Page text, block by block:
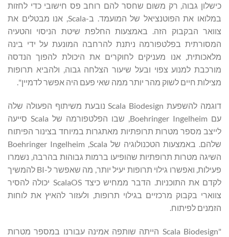
כישלון גבוה, רק משום שחסר להם רוחב פס חישובי כדי לחזות
במלואו את הפוטנציאל של המועמד. ב-Scala, אנו מבטלים את
צוואר הבקבוק הזה. באמצעות החלפת שיטת הניסוי והטעיה
המסורתית בפלטפורמה ניתנת להרחבה המונעת על ידי בינה
מלאכותית, אנו מעניקים לחוקרים את היכולת להפוך הנדסה
מורכבת למנוע צפוי ובעל שיעור הצלחה גבוה, ולהביא תרופות
מצילות חיים לשוק מהר יותר ממה שאי פעם היה אפשר לדמיין".
דוגמה להשפעת Scala Biodesign נובעת משיתוף הפעולה שלה
עם Boehringer Ingelheim, שבו הפלטפורמה של Scala סייעה
לייצב מספר מטרות תרופתיות מאתגרות במיוחד בצינור הפיתוח
שלהם. באמצעות הטכנולוגיה של Scala, ‏Boehringer Ingelheim
השיגה מטרות תרופתיות שהופיעו ברמות גבוהות בהרבה, נשמרו
פעילות, ואפשרו גילוי תרופות יעיל יותר, מה שאפשר ל-BI להמשיך
לקדם את התוכניות. הדבר ממחיש כיצד ScalaOS יכולה להסיר
צווארי בקבוק מרכזיים בגילוי תרופות, ולעזור להאיץ את לוחות
הזמנים לפיתוח.
"Scala Biodesign הייתה שותפה אמינה עבורנו במספר מטרות